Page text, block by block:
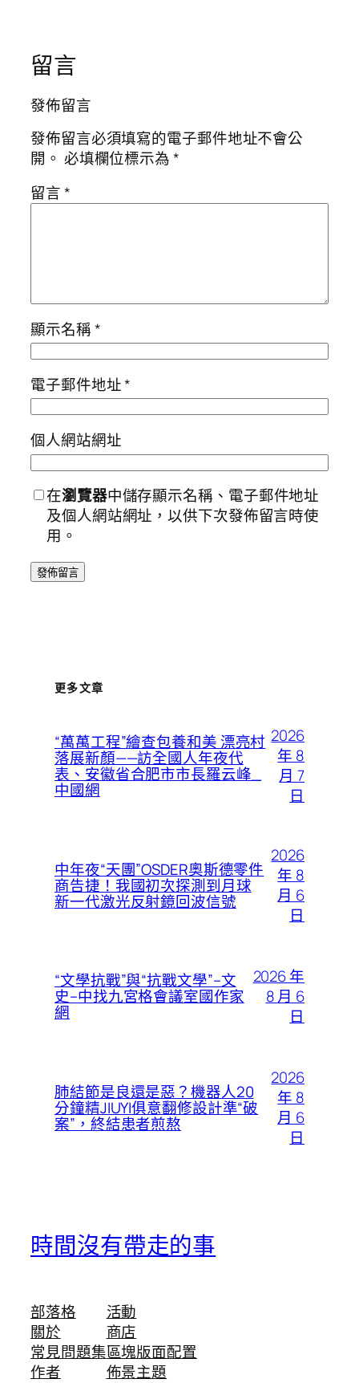
留言
發佈留言
發佈留言必須填寫的電子郵件地址不會公
開。 必填欄位標示為*
留言*
顯示名稱*
電子郵件地址*
個人網站網址
在瀏覽器中儲存顯示名稱、電子郵件地址
及個人網站網址，以供下次發佈留言時使
用。
更多文章
“萬萬工程”繪查包養和美 漂亮村
落展新顏——訪全國人年夜代
表、安徽省合肥市市長羅云峰_
中國網
2026
年 8
月 7
日
中年夜“天團”OSDER奧斯德零件
商告捷！我國初次探測到月球
新一代激光反射鏡回波信號
2026
年 8
月 6
日
“文學抗戰”與“抗戰文學”–文
史–中找九宮格會議室國作家
網
2026 年
8 月 6
日
肺結節是良還是惡？機器人20
分鐘精JIUYI俱意翻修設計準“破
案”，終結患者煎熬
2026
年 8
月 6
日
時間沒有帶走的事
部落格
關於
常見問題集
作者
活動
商店
區塊版面配置
佈景主題